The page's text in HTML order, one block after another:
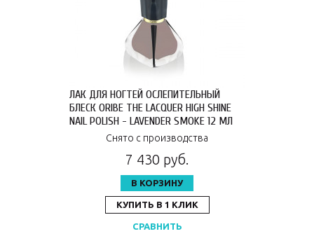
ЛАК ДЛЯ НОГТЕЙ ОСЛЕПИТЕЛЬНЫЙ
БЛЕСК ORIBE THE LACQUER HIGH SHINE
NAIL POLISH - LAVENDER SMOKE 12 МЛ
Снято с производства
7 430 руб.
В КОРЗИНУ
КУПИТЬ В 1 КЛИК
СРАВНИТЬ